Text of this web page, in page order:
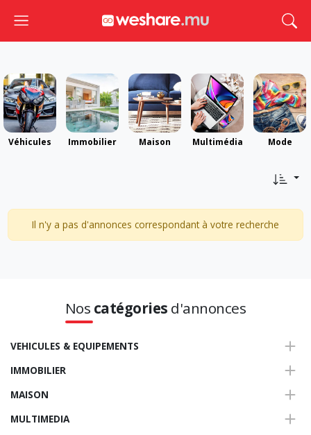
Toggle navigation
Véhicules Immobilier Maison Multimédia Mode
Il n'y a pas d'annonces correspondant à votre recherche
Nos catégories d'annonces
VEHICULES & EQUIPEMENTS
IMMOBILIER
MAISON
MULTIMEDIA